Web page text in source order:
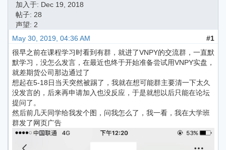
加入于: Dec 19, 2018
帖子: 28
声望: 2
May 30, 2019, 04:36 AM
#1
很早之前在课程学习时看到有群，就进了VNPY的交流群，一直默
默学习，没怎么发言，在最近也终于开始准备尝试用VNPY实盘，
就差期货公司那边通过了
想起在5-18日当天突然被踢了，我就在想可能群主要清一下太久
没发言的，后来再申请加入也没反应，于是就想以后只能在论坛
提问了。
然后前几天同学给我发个图，问我怎么了，我一看，我在大学班
群发了网页广告